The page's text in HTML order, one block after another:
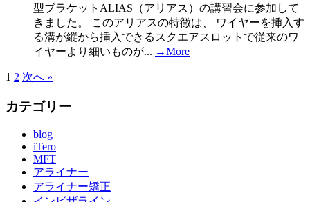
型ブラケットALIAS（アリアス）の講習会に参加して
きました。 このアリアスの特徴は、 ワイヤーを挿入す
る溝が縦から挿入できるスクエアスロットで従来のワ
イヤーより細いものが... →More
1 2 次へ »
カテゴリー
blog
iTero
MFT
アライナー
アライナー矯正